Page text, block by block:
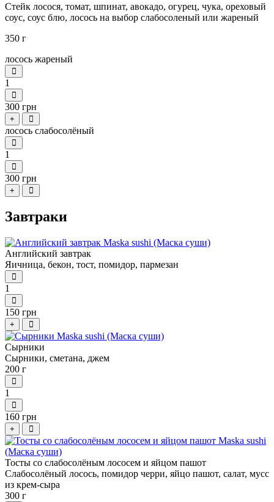
Стейк лосося, томат, шпинат, авокадо, огурец, чука, ореховый
соус, соус блю, лосось на выбор слабосоленый или жареный
350 г
лосось жареный
1
300 грн
+
лосось слабосолёный
1
300 грн
+
Завтраки
Английский завтрак
Яичница, бекон, тост, помидор, пармезан
1
150 грн
+
Сырники
Сырники, сметана, джем
200 г
1
160 грн
+
Тосты со слабосолёным лососем и яйцом пашот
Слабосолёный лосось, помидор черри, яйцо пашот, салат, мусс
из крем-сыра
300 г